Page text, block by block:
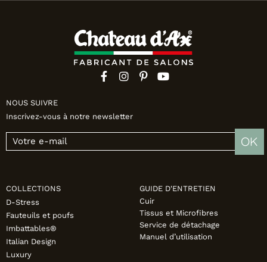
NOUS SUIVRE
Inscrivez-vous à notre newsletter
OK
COLLECTIONS
D-Stress
Fauteuils et poufs
Imbattables®
Italian Design
Luxury
GUIDE D'ENTRETIEN
Cuir
Tissus et Microfibres
Service de détachage
Manuel d’utilisation